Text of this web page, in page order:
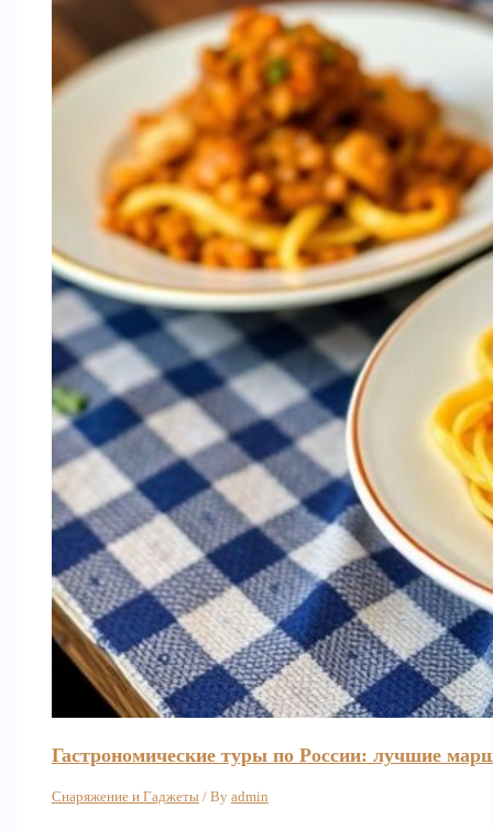
Гастрономические туры по России: лучшие
Снаряжение и Гаджеты/ By admin